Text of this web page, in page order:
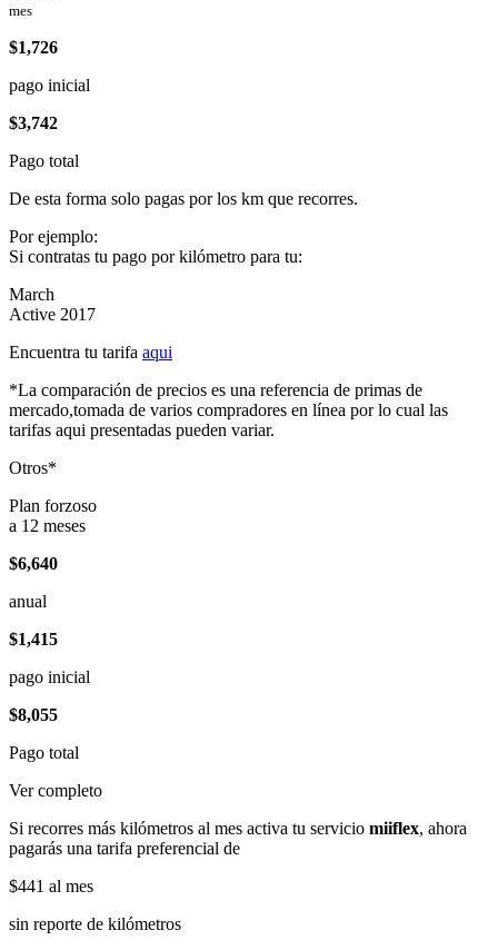
mes
$1,726
pago inicial
$3,742
Pago total
De esta forma solo pagas por los km que recorres.
Por ejemplo:
Si contratas tu pago por kilómetro para tu:
March
Active 2017
Encuentra tu tarifa aqui
*La comparación de precios es una referencia de primas de
mercado,tomada de varios compradores en línea por lo cual las
tarifas aqui presentadas pueden variar.
Otros*
Plan forzoso
a 12 meses
$6,640
anual
$1,415
pago inicial
$8,055
Pago total
Ver completo
Si recorres más kilómetros al mes activa tu servicio miiflex, ahora
pagarás una tarifa preferencial de
$441 al mes
sin reporte de kilómetros